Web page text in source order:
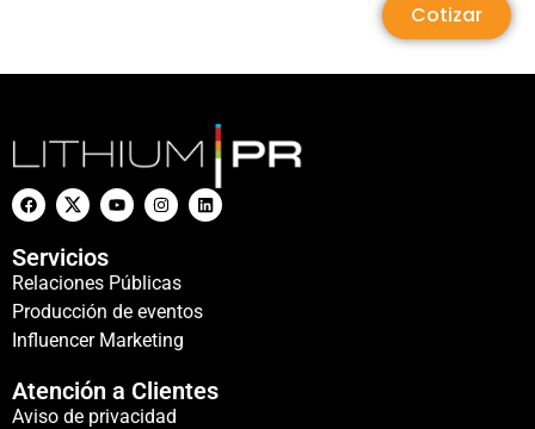
Cotizar
Servicios
Relaciones Públicas
Producción de eventos
Influencer Marketing
Atención a Clientes
Aviso de privacidad